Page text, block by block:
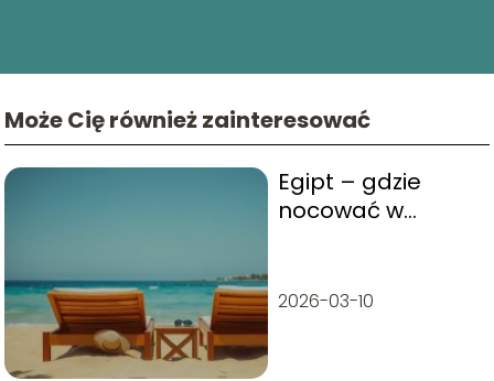
Może Cię również zainteresować
Egipt – gdzie
nocować w
2026-03-10